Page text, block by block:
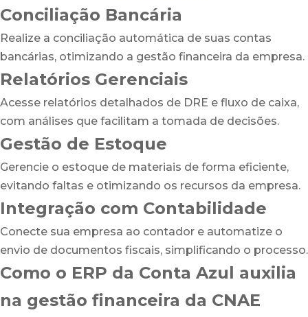
Conciliação Bancária
Realize a conciliação automática de suas contas
bancárias, otimizando a gestão financeira da empresa.
Relatórios Gerenciais
Acesse relatórios detalhados de DRE e fluxo de caixa,
com análises que facilitam a tomada de decisões.
Gestão de Estoque
Gerencie o estoque de materiais de forma eficiente,
evitando faltas e otimizando os recursos da empresa.
Integração com Contabilidade
Conecte sua empresa ao contador e automatize o
envio de documentos fiscais, simplificando o processo.
Como o ERP da Conta Azul auxilia
na gestão financeira da CNAE